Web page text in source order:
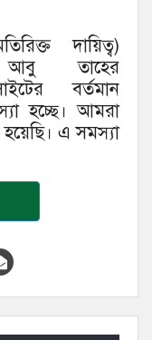
দায়িত্ব)
তাহের
বর্তমান
হচ্ছে। আমরা
হয়েছি। এ সমস্যা